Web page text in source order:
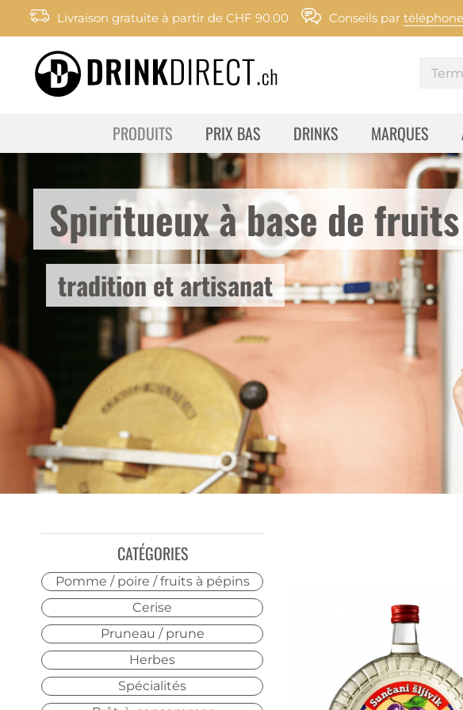
Livraison gratuite à partir de CHF 90.00 Conseils par téléphone
PRODUITS PRIX BAS DRINKS MARQUES
Spiritueux à base de fruits
tradition et artisanat
CATÉGORIES
Pomme / poire / fruits à pépins
Cerise
Pruneau / prune
Herbes
Spécialités